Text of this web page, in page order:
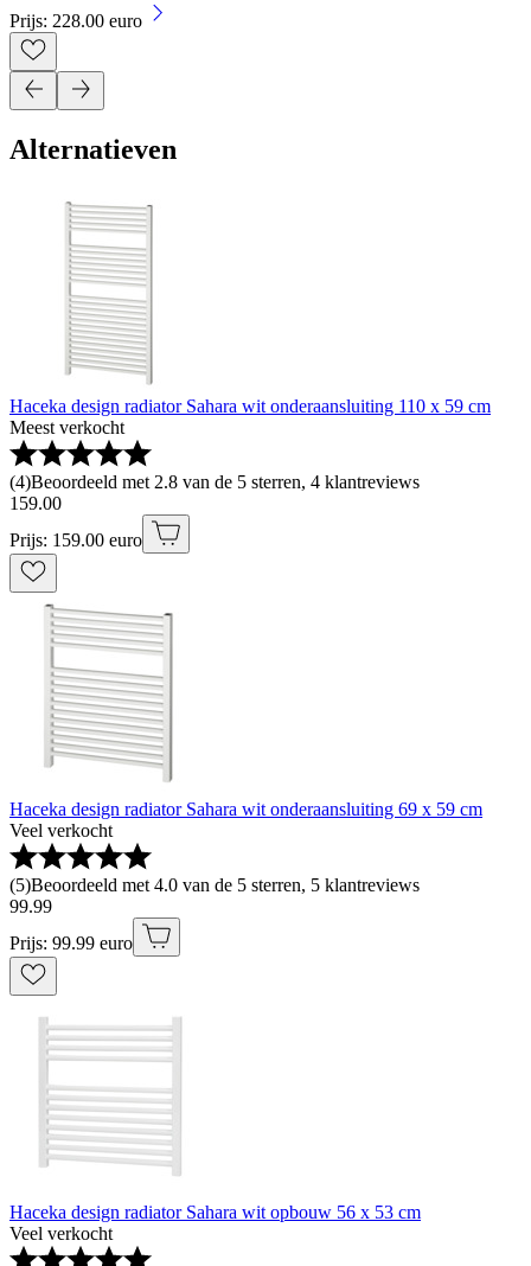
Prijs: 228.00 euro
Alternatieven
Haceka design radiator Sahara wit onderaansluiting 110 x 59 cm
Meest verkocht
(4)Beoordeeld met 2.8 van de 5 sterren, 4 klantreviews
159.00
Prijs: 159.00 euro
Haceka design radiator Sahara wit onderaansluiting 69 x 59 cm
Veel verkocht
(5)Beoordeeld met 4.0 van de 5 sterren, 5 klantreviews
99.99
Prijs: 99.99 euro
Haceka design radiator Sahara wit opbouw 56 x 53 cm
Veel verkocht